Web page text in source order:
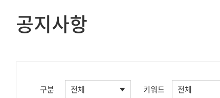
공지사항
구분 키워드